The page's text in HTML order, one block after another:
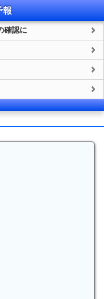
報
確認に